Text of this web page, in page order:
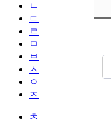
ㄴ
ㄷ
ㄹ
ㅁ
ㅂ
ㅅ
ㅇ
ㅈ
ㅊ